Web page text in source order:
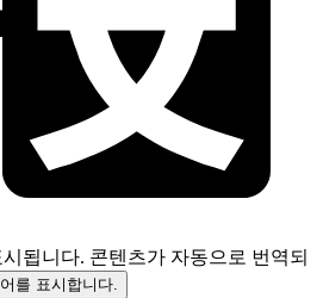
됩니다. 콘텐츠가 자동으로 번역되
를 표시합니다.